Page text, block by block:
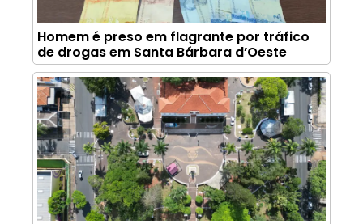
Homem é preso em flagrante por tráfico
de drogas em Santa Bárbara d’Oeste